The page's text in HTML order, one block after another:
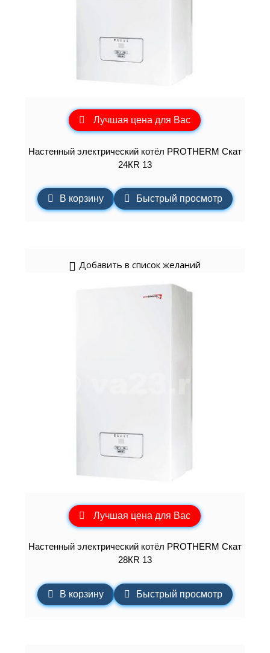
Лучшая цена для Вас
Настенный электрический котёл PROTHERM Скат
24КR 13
В корзину Быстрый просмотр
Добавить в список желаний
Лучшая цена для Вас
Настенный электрический котёл PROTHERM Скат
28КR 13
В корзину Быстрый просмотр